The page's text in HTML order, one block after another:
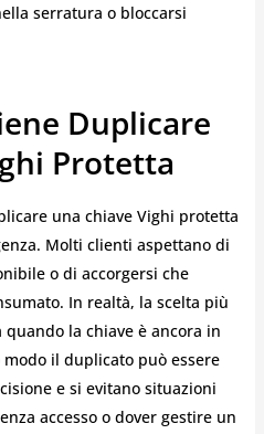
serratura o bloccarsi
Duplicare
Protetta
una chiave Vighi protetta
Molti clienti aspettano di
o di accorgersi che
In realtà, la scelta più
la chiave è ancora in
il duplicato può essere
e si evitano situazioni
accesso o dover gestire un